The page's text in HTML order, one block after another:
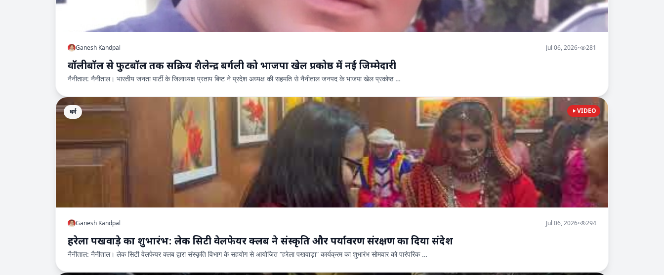
Ganesh Kandpal Jul 06, 2026• 281
वॉलीबॉल से फुटबॉल तक सक्रिय शैलेन्द्र बर्गली को भाजपा खेल प्रकोष्ठ में नई जिम्मेदारी
नैनीताल: नैनीताल। भारतीय जनता पार्टी के जिलाध्यक्ष प्रताप बिष्ट ने प्रदेश अध्यक्ष की सहमति से नैनीताल जनपद के भाजपा खेल प्रकोष्ठ …
VIDEO
धर्म
Ganesh Kandpal Jul 06, 2026• 294
हरेला पखवाड़े का शुभारंभ: लेक सिटी वेलफेयर क्लब ने संस्कृति और पर्यावरण संरक्षण का दिया संदेश
नैनीताल: नैनीताल। लेक सिटी वेलफेयर क्लब द्वारा संस्कृति विभाग के सहयोग से आयोजित “हरेला पखवाड़ा” कार्यक्रम का शुभारंभ सोमवार को पारंपरिक …